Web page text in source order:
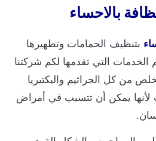
بالاحساء
بتنظيف الحمامات وتطهيرها
التي تقدمها لكم شركتنا
من كل الجراثيم والبكتيريا
لأنها يمكن أن تتسبب في أمراض